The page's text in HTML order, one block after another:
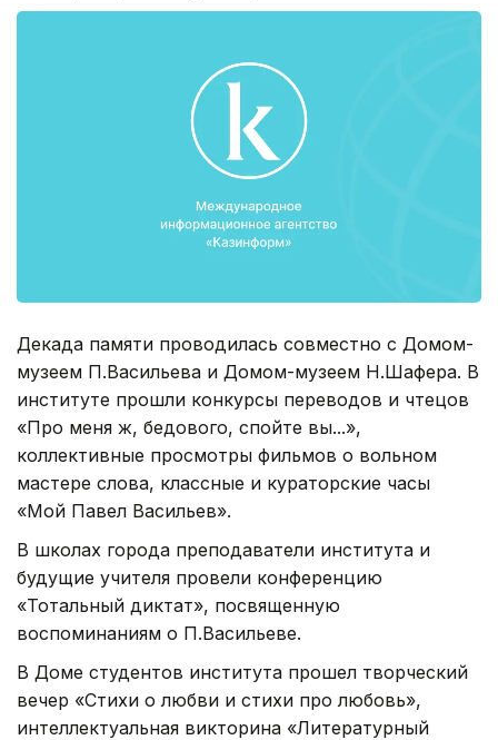
Декада памяти проводилась совместно с Домом-
музеем П.Васильева и Домом-музеем Н.Шафера. В
институте прошли конкурсы переводов и чтецов
«Про меня ж, бедового, спойте вы...»,
коллективные просмотры фильмов о вольном
мастере слова, классные и кураторские часы
«Мой Павел Васильев».
В школах города преподаватели института и
будущие учителя провели конференцию
«Тотальный диктат», посвященную
воспоминаниям о П.Васильеве.
В Доме студентов института прошел творческий
вечер «Стихи о любви и стихи про любовь»,
интеллектуальная викторина «Литературный